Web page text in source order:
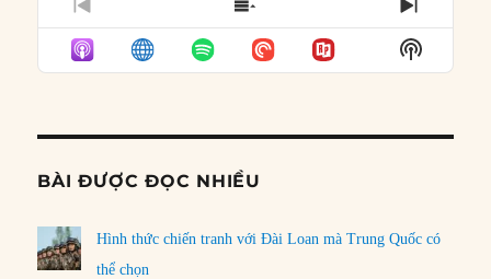
PREVIOUS
EPISODE
SHOW
EPISODES
LIST
NEXT
Show
Podcast
BÀI ĐƯỢC ĐỌC NHIỀU
Hình thức chiến tranh với Đài Loan mà Trung Quốc có
thể chọn